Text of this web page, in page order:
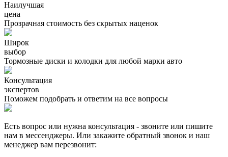
Наилучшая
цена
Прозрачная стоимость без скрытых наценок
Широк
выбор
Тормозные диски и колодки для любой марки авто
Консультация
экспертов
Поможем подобрать и ответим на все вопросы
Есть вопрос или нужна консультация - звоните или пишите
нам в мессенджеры. Или закажите обратный звонок и наш
менеджер вам перезвонит: